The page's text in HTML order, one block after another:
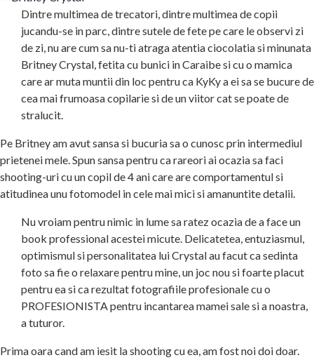
Dintre multimea de trecatori, dintre multimea de copii
jucandu-se in parc, dintre sutele de fete pe care le observi zi
de zi, nu are cum sa nu-ti atraga atentia ciocolatia si minunata
Britney Crystal, fetita cu bunici in Caraibe si cu o mamica
care ar muta muntii din loc pentru ca KyKy a ei sa se bucure de
cea mai frumoasa copilarie si de un viitor cat se poate de
stralucit.
Pe Britney am avut sansa si bucuria sa o cunosc prin intermediul
prietenei mele. Spun sansa pentru ca rareori ai ocazia sa faci
shooting-uri cu un copil de 4 ani care are comportamentul si
atitudinea unu fotomodel in cele mai mici si amanuntite detalii.
Nu vroiam pentru nimic in lume sa ratez ocazia de a face un
book professional acestei micute. Delicatetea, entuziasmul,
optimismul si personalitatea lui Crystal au facut ca sedinta
foto sa fie o relaxare pentru mine, un joc nou si foarte placut
pentru ea si ca rezultat fotografiile profesionale cu o
PROFESIONISTA pentru incantarea mamei sale si a noastra,
a tuturor.
Prima oara cand am iesit la shooting cu ea, am fost noi doi doar.